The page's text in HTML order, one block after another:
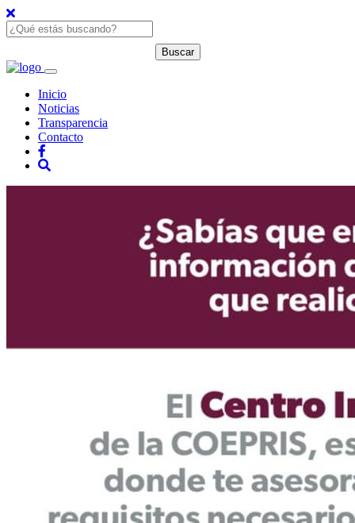
Inicio
Noticias
Transparencia
Contacto